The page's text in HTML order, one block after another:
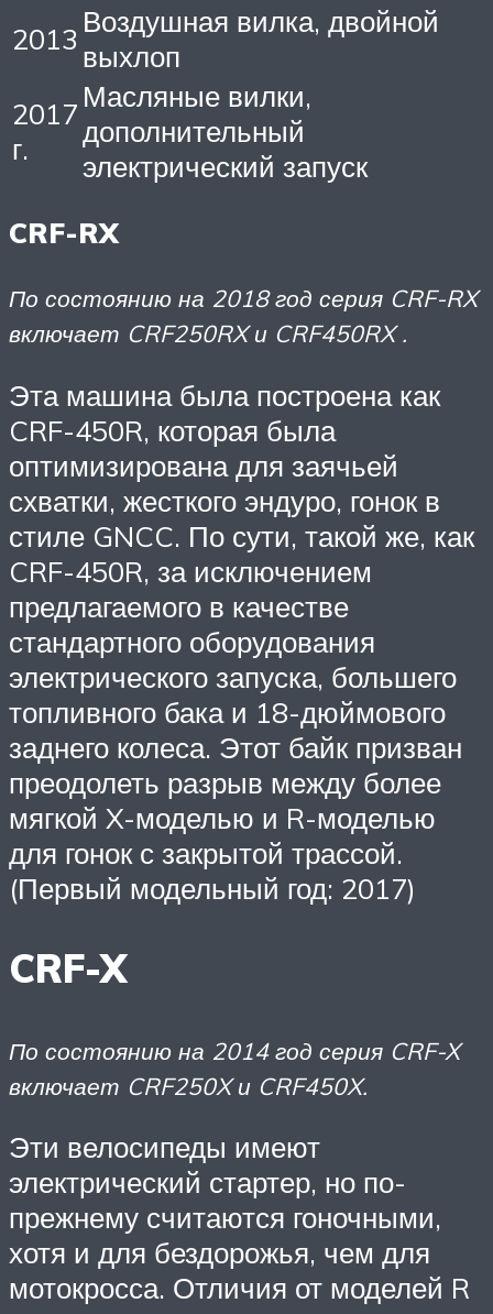
2013 Воздушная вилка, двойной
выхлоп
2017
г.
Масляные вилки,
дополнительный
электрический запуск
CRF-RX
По состоянию на 2018 год серия CRF-RX
включает CRF250RX и CRF450RX .
Эта машина была построена как
CRF-450R, которая была
оптимизирована для заячьей
схватки, жесткого эндуро, гонок в
стиле GNCC. По сути, такой же, как
CRF-450R, за исключением
предлагаемого в качестве
стандартного оборудования
электрического запуска, большего
топливного бака и 18-дюймового
заднего колеса. Этот байк призван
преодолеть разрыв между более
мягкой X-моделью и R-моделью
для гонок с закрытой трассой.
(Первый модельный год: 2017)
CRF-X
По состоянию на 2014 год серия CRF-X
включает CRF250X и CRF450X.
Эти велосипеды имеют
электрический стартер, но по-
прежнему считаются гоночными,
хотя и для бездорожья, чем для
мотокросса. Отличия от моделей R